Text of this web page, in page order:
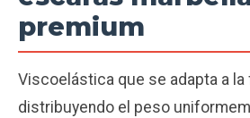
premium
Viscoelástica que se adapta a
distribuyendo el peso